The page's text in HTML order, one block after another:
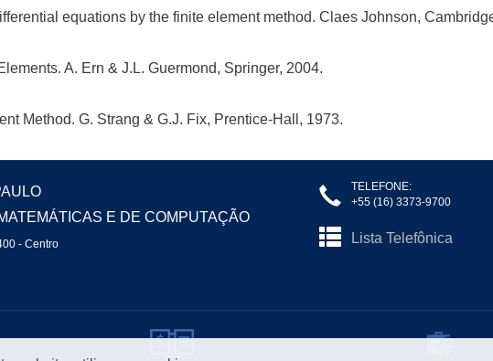
equations by the finite element method. Claes Johnson,
A. Ern & J.L. Guermond, Springer, 2004.
Method. G. Strang & G.J. Fix, Prentice-Hall, 1973.
E DE COMPUTAÇÃO
- Centro
TELEFONE:
+55 (16) 3373-9700
Lista Telefônica